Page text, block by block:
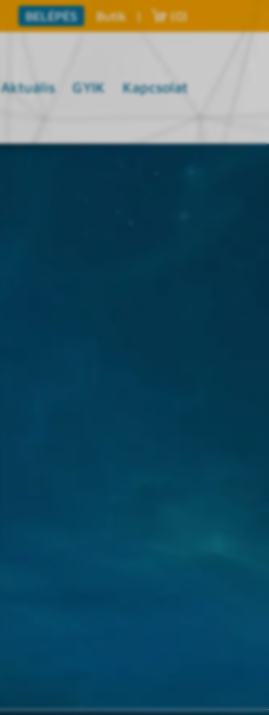
BELÉPÉS Butik | (0)
Aktuális GYIK Kapcsolat